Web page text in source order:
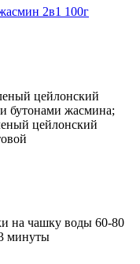
цейлонский
бутонами жасмина;
цейлонский
на чашку воды 60-80
3 минуты